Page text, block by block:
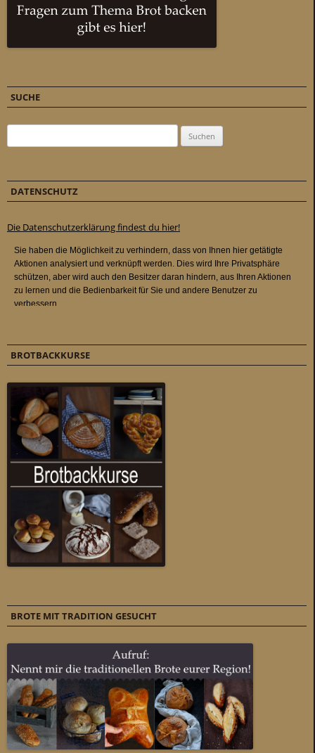
SUCHE
DATENSCHUTZ
Die Datenschutzerklärung findest du hier!
BROTBACKKURSE
BROTE MIT TRADITION GESUCHT